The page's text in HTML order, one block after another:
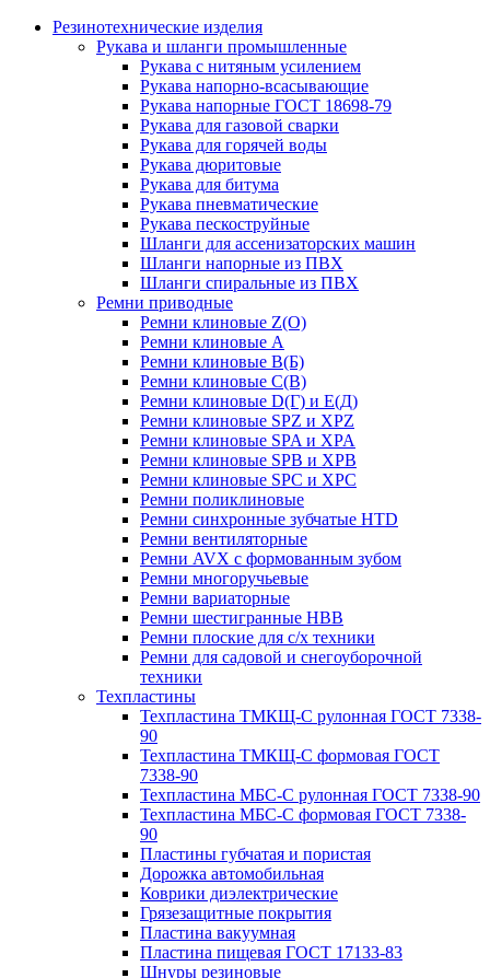
Резинотехнические изделия
Рукава и шланги промышленные
Рукава с нитяным усилением
Рукава напорно-всасывающие
Рукава напорные ГОСТ 18698-79
Рукава для газовой сварки
Рукава для горячей воды
Рукава дюритовые
Рукава для битума
Рукава пневматические
Рукава пескоструйные
Шланги для ассенизаторских машин
Шланги напорные из ПВХ
Шланги спиральные из ПВХ
Ремни приводные
Ремни клиновые Z(О)
Ремни клиновые А
Ремни клиновые В(Б)
Ремни клиновые С(В)
Ремни клиновые D(Г) и Е(Д)
Ремни клиновые SPZ и XPZ
Ремни клиновые SPA и XPA
Ремни клиновые SPB и XPB
Ремни клиновые SPC и XPC
Ремни поликлиновые
Ремни синхронные зубчатые HTD
Ремни вентиляторные
Ремни AVX с формованным зубом
Ремни многоручьевые
Ремни вариаторные
Ремни шестигранные HBB
Ремни плоские для с/х техники
Ремни для садовой и снегоуборочной
техники
Техпластины
Техпластина ТМКЩ-С рулонная ГОСТ 7338-
90
Техпластина ТМКЩ-С формовая ГОСТ
7338-90
Техпластина МБС-С рулонная ГОСТ 7338-90
Техпластина МБС-С формовая ГОСТ 7338-
90
Пластины губчатая и пористая
Дорожка автомобильная
Коврики диэлектрические
Грязезащитные покрытия
Пластина вакуумная
Пластина пищевая ГОСТ 17133-83
Шнуры резиновые